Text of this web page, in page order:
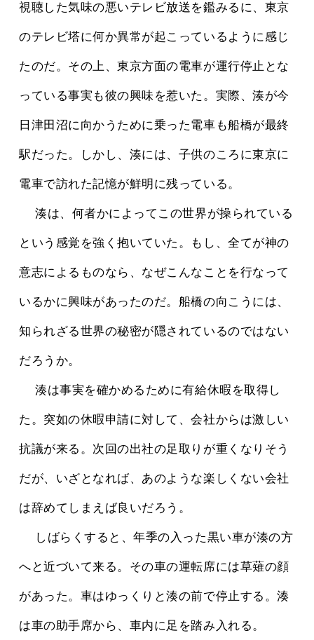
視聴した気味の悪いテレビ放送を鑑みるに、東京
のテレビ塔に何か異常が起こっているように感じ
たのだ。その上、東京方面の電車が運行停止とな
っている事実も彼の興味を惹いた。実際、湊が今
日津田沼に向かうために乗った電車も船橋が最終
駅だった。しかし、湊には、子供のころに東京に
電車で訪れた記憶が鮮明に残っている。
という感覚を強く抱いていた。もし、全てが神の
意志によるものなら、なぜこんなことを行なって
いるかに興味があったのだ。船橋の向こうには、
知られざる世界の秘密が隠されているのではない
だろうか。
た。突如の休暇申請に対して、会社からは激しい
抗議が来る。次回の出社の足取りが重くなりそう
だが、いざとなれば、あのような楽しくない会社
は辞めてしまえば良いだろう。
へと近づいて来る。その車の運転席には草薙の顔
があった。車はゆっくりと湊の前で停止する。湊
は車の助手席から、車内に足を踏み入れる。